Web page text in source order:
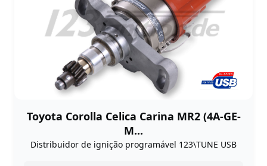
Toyota Corolla Celica Carina MR2 (4A-GE-
M...
Distribuidor de ignição programável 123\TUNE USB